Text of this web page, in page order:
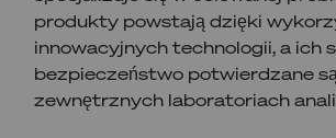
produkty powstają dzięki
innowacyjnych technologii, a ich
bezpieczeństwo potwierdzane
zewnętrznych laboratoriach